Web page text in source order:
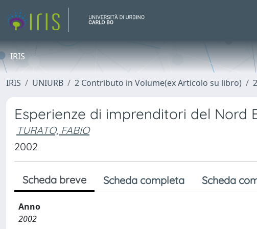
IRIS
IRIS UNIURB 2 Contributo in Volume(ex Articolo su libro)
Esperienze di imprenditori del Nord
TURATO, FABIO
2002
Scheda breve Scheda completa Scheda
Anno
2002